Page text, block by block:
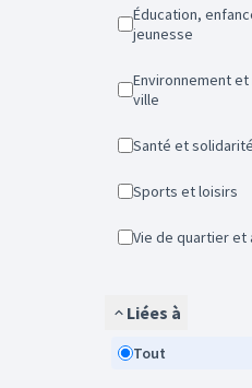
Éducation, enfance et
jeunesse
Environnement et nature en
ville
Santé et solidarité
Sports et loisirs
Vie de quartier et
Liées à
Tout